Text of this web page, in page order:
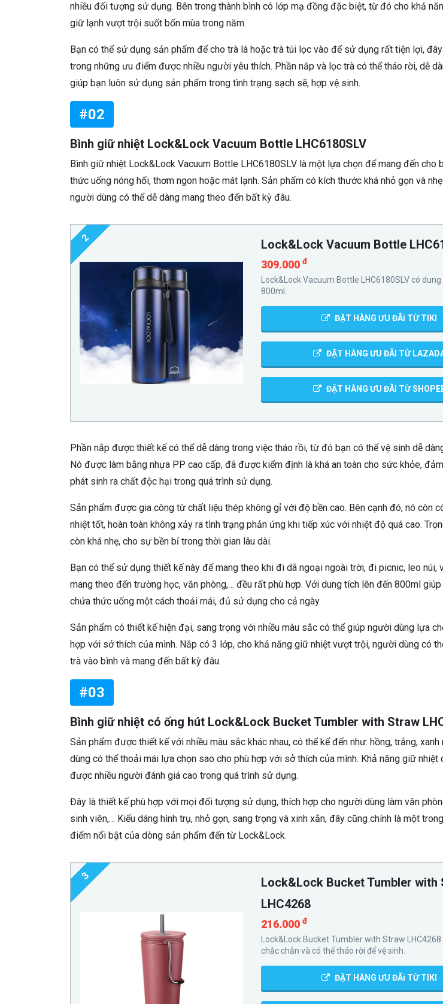
nhiều đối tượng sử dụng. Bên trong thành bình có lớp mạ đồng đặc biệt, từ đó cho khả
giữ lạnh vượt trội suốt bốn mùa trong năm.
Bạn có thể sử dụng sản phẩm để cho trà lá hoặc trà túi lọc vào để sử dụng rất tiện lợi,
trong những ưu điểm được nhiều người yêu thích. Phần nắp và lọc trà có thể tháo rời, dễ
giúp bạn luôn sử dụng sản phẩm trong tình trạng sạch sẽ, hợp vệ sinh.
#02
Bình giữ nhiệt Lock&Lock Vacuum Bottle LHC6180SLV
Bình giữ nhiệt Lock&Lock Vacuum Bottle LHC6180SLV là một lựa chọn để mang đến cho
thức uống nóng hổi, thơm ngon hoặc mát lạnh. Sản phẩm có kích thước khá nhỏ gọn và
người dùng có thể dễ dàng mang theo đến bất kỳ đâu.
2 Lock&Lock Vacuum Bottle
309.000đ
Lock&Lock Vacuum Bottle LHC6180SLV có
800ml.
ĐẶT HÀNG ƯU ĐÃi TỪ TIKI
ĐẶT HÀNG ƯU ĐÃI TỪ
ĐẶT HÀNG ƯU ĐÃI TỪ
Phần nắp được thiết kế có thể dễ dàng trong việc tháo rồi, từ đó bạn có thể vệ sinh dễ
Nó được làm bằng nhựa PP cao cấp, đã được kiểm định là khá an toàn cho sức khỏe,
phát sinh ra chất độc hại trong quá trình sử dụng.
Sản phẩm được gia công từ chất liệu thép không gỉ với độ bền cao. Bên cạnh đó, nó còn
nhiệt tốt, hoàn toàn không xảy ra tình trạng phản ứng khi tiếp xúc với nhiệt độ quá cao.
còn khá nhẹ, cho sự bền bỉ trong thời gian lâu dài.
Bạn có thể sử dụng thiết kế này để mang theo khi đi dã ngoại ngoài trời, đi picnic, leo núi,
mang theo đến trường học, văn phòng,… đều rất phù hợp. Với dung tích lên đến 800ml
chứa thức uống một cách thoải mái, đủ sử dụng cho cả ngày.
Sản phẩm có thiết kế hiện đại, sang trọng với nhiều màu sắc có thể giúp người dùng lựa
hợp với sở thích của mình. Nắp có 3 lớp, cho khả năng giữ nhiệt vượt trội, người dùng có
trà vào bình và mang đến bất kỳ đâu.
#03
Bình giữ nhiệt có ống hút Lock&Lock Bucket Tumbler with Straw
Sản phẩm được thiết kế với nhiều màu sắc khác nhau, có thể kể đến như: hồng, trắng, xanh
dùng có thể thoải mái lựa chọn sao cho phù hợp với sở thích của mình. Khả năng giữ nhiệt
được nhiều người đánh giá cao trong quá trình sử dụng.
Đây là thiết kế phù hợp với mọi đối tượng sử dụng, thích hợp cho người dùng làm văn
sinh viên,… Kiểu dáng hình trụ, nhỏ gọn, sang trọng và xinh xắn, đây cũng chính là một
điểm nổi bật của dòng sản phẩm đến từ Lock&Lock.
3
Lock&Lock Bucket Tumbler with
LHC4268
216.000đ
Lock&Lock Bucket Tumbler with Straw
chắc chắn và có thể tháo rời để vệ sinh.
ĐẶT HÀNG ƯU ĐÃi TỪ TIKI